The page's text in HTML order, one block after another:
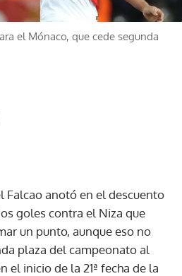
el Mónaco, que cede segunda
Falcao anotó en el descuento
goles contra el Niza que
un punto, aunque eso no
plaza del campeonato al
el inicio de la 21ª fecha de la